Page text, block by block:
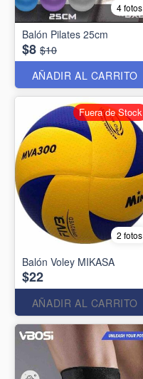
4 fotos
Balón Pilates 25cm
$8 $10
AÑADIR AL CARRITO
2 fotos
Balón Voley MIKASA
$22
AÑADIR AL CARRITO
Fuera de Stock